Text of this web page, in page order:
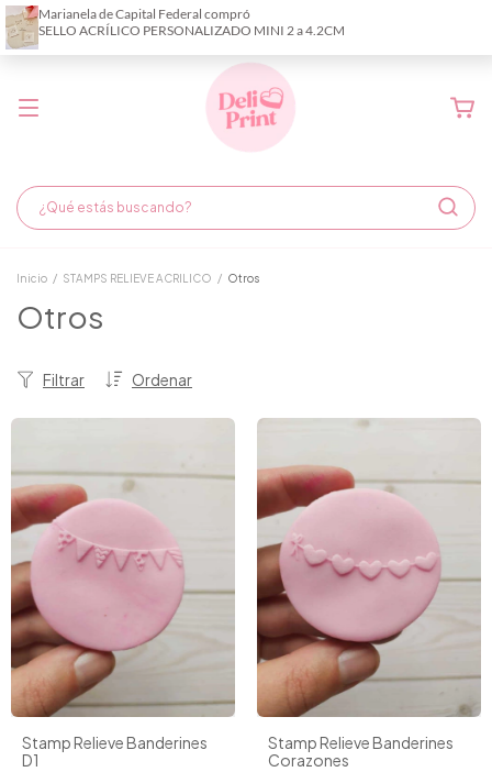
Demora de fabricación hasta 6 días hábiles
Inicio / STAMPS RELIEVE ACRILICO / Otros
Otros
Ordenar
Filtrar
Stamp Relieve Banderines
D1
Stamp Relieve Banderines
Corazones